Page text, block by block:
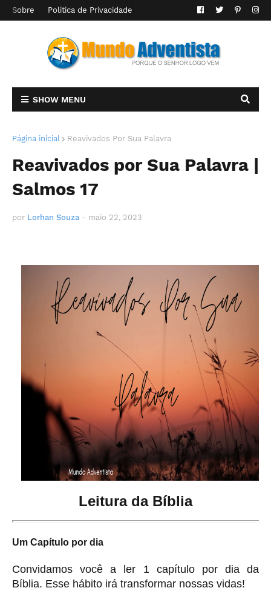
Sobre Politica de Privacidade
SHOW MENU
Página inicial Reavivados Por Sua Palavra
Reavivados por Sua Palavra |
Salmos 17
por Lorhan Souza - maio 22, 2023
Leitura da Bíblia
Um Capítulo por dia
Convidamos você a ler 1 capítulo por dia da
Bíblia. Esse hábito irá transformar nossas vidas!